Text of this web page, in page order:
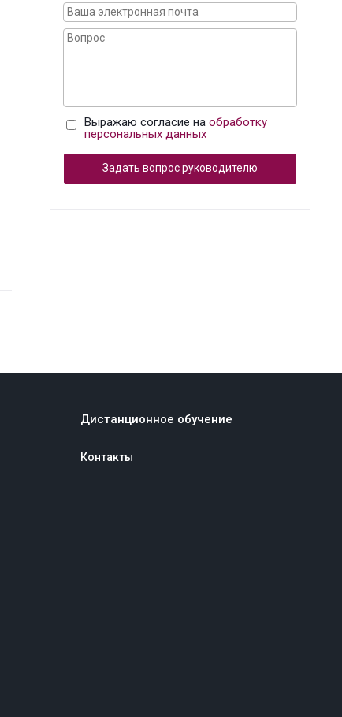
Выражаю согласие на обработку
персональных данных
Задать вопрос руководителю
Дистанционное обучение
Контакты